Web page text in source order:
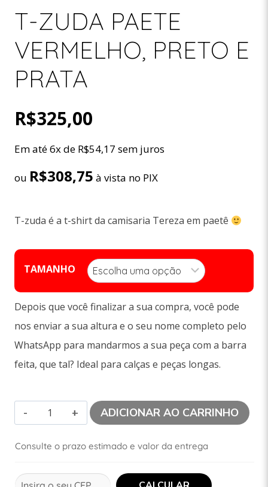
T-ZUDA PAETE
VERMELHO, PRETO E
PRATA
R$325,00
Em até 6x de R$54,17 sem juros
ou R$308,75 à vista no PIX
T-zuda é a t-shirt da camisaria Tereza em paetê
TAMANHO
Depois que você finalizar a sua compra, você pode
nos enviar a sua altura e o seu nome completo pelo
WhatsApp para mandarmos a sua peça com a barra
feita, que tal? Ideal para calças e peças longas.
ADICIONAR AO CARRINHO
Consulte o prazo estimado e valor da entrega